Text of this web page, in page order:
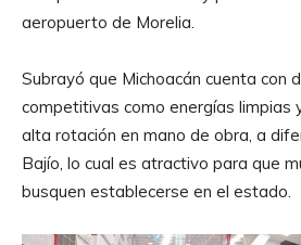
aeropuerto de Morelia.
Subrayó que Michoacán cuenta con
competitivas como energías limpias
alta rotación en mano de obra, a
Bajío, lo cual es atractivo para que
busquen establecerse en el estado.